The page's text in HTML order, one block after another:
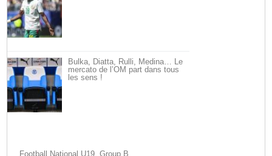
Bulka, Diatta, Rulli, Medina… Le
mercato de l’OM part dans tous
les sens !
Football National U19, Group B